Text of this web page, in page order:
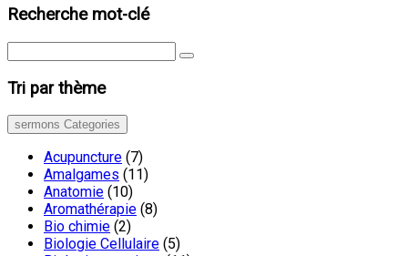
Recherche mot-clé
Tri par thème
sermons Categories
Acupuncture (7)
Amalgames (11)
Anatomie (10)
Aromathérapie (8)
Bio chimie (2)
Biologie Cellulaire (5)